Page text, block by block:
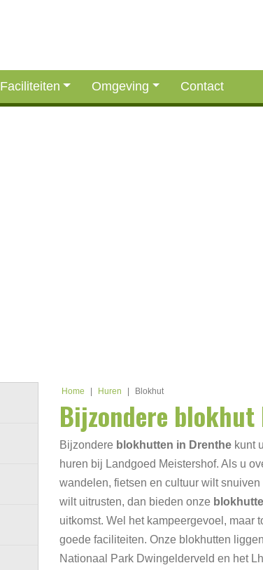
Faciliteiten Omgeving Contact
Home Huren Blokhut
Bijzondere
Bijzondere blokhutten in Drenthe kunt
huren bij Landgoed Meistershof. Als u
wandelen, fietsen en cultuur wilt snuiven
wilt uitrusten, dan bieden onze
uitkomst. Wel het kampeergevoel, maar
goede faciliteiten. Onze blokhutten
Nationaal Park Dwingelderveld en het